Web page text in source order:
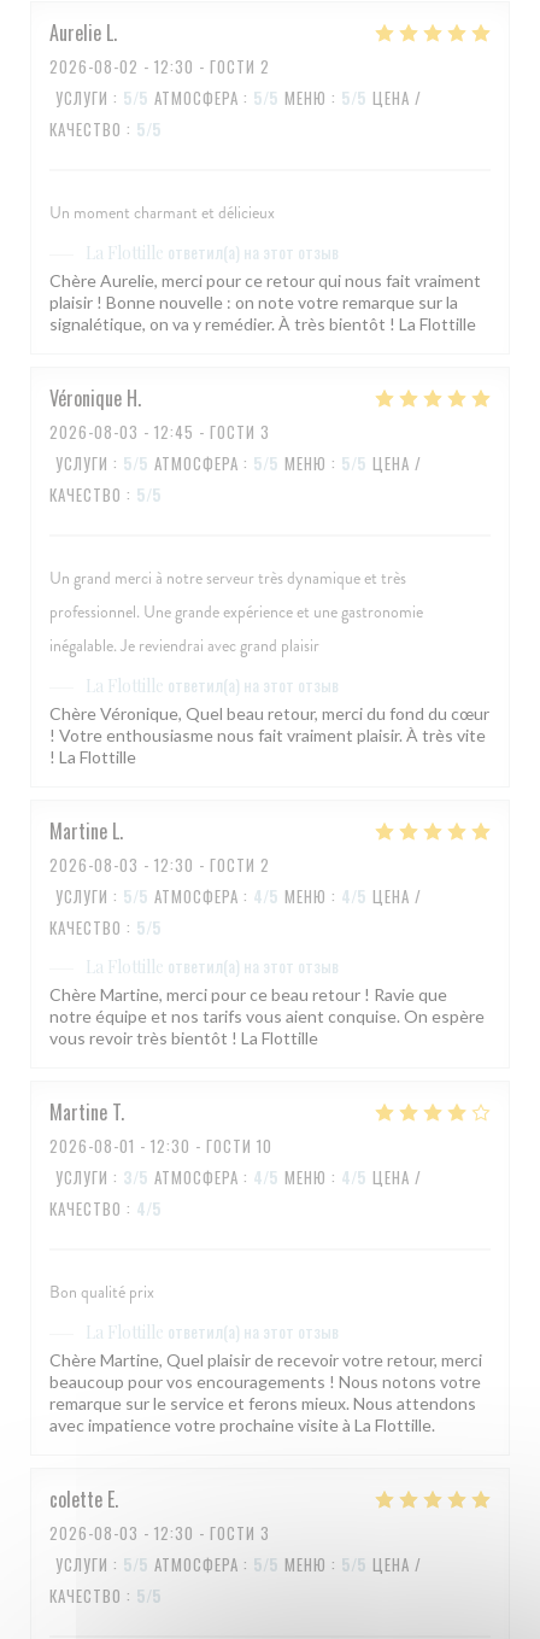
Aurelie L
2026-08-02 - 12:30 - ГОСТИ 2
УСЛУГИ : 5/5 АТМОСФЕРА : 5/5 МЕНЮ : 5/5 ЦЕНА /
КАЧЕСТВО : 5/5
Un moment charmant et délicieux
La Flottille ответил(а) на этот отзыв
Chère Aurelie, merci pour ce retour qui nous fait vraiment
plaisir ! Bonne nouvelle : on note votre remarque sur la
signalétique, on va y remédier. À très bientôt ! La Flottille
Véronique H
2026-08-03 - 12:45 - ГОСТИ 3
УСЛУГИ : 5/5 АТМОСФЕРА : 5/5 МЕНЮ : 5/5 ЦЕНА /
КАЧЕСТВО : 5/5
Un grand merci à notre serveur très dynamique et très
professionnel. Une grande expérience et une gastronomie
inégalable. Je reviendrai avec grand plaisir
La Flottille ответил(а) на этот отзыв
Chère Véronique, Quel beau retour, merci du fond du cœur
! Votre enthousiasme nous fait vraiment plaisir. À très vite
! La Flottille
Martine L
2026-08-03 - 12:30 - ГОСТИ 2
УСЛУГИ : 5/5 АТМОСФЕРА : 4/5 МЕНЮ : 4/5 ЦЕНА /
КАЧЕСТВО : 5/5
La Flottille ответил(а) на этот отзыв
Chère Martine, merci pour ce beau retour ! Ravie que
notre équipe et nos tarifs vous aient conquise. On espère
vous revoir très bientôt ! La Flottille
Martine T
2026-08-01 - 12:30 - ГОСТИ 10
УСЛУГИ : 3/5 АТМОСФЕРА : 4/5 МЕНЮ : 4/5 ЦЕНА /
КАЧЕСТВО : 4/5
Bon qualité prix
La Flottille ответил(а) на этот отзыв
Chère Martine, Quel plaisir de recevoir votre retour, merci
beaucoup pour vos encouragements ! Nous notons votre
remarque sur le service et ferons mieux. Nous attendons
avec impatience votre prochaine visite à La Flottille.
colette E
2026-08-03 - 12:30 - ГОСТИ 3
УСЛУГИ : 5/5 АТМОСФЕРА : 5/5 МЕНЮ : 5/5 ЦЕНА /
КАЧЕСТВО : 5/5